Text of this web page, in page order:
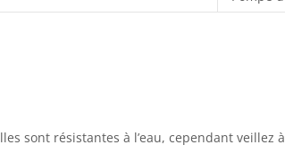
sont résistantes à l’eau, cependant